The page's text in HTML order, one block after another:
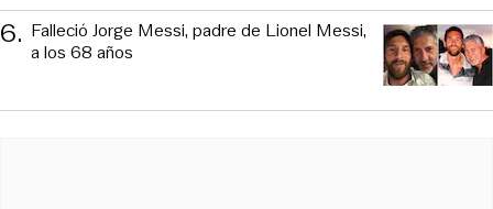
6. Falleció Jorge Messi, padre de Lionel Messi,
a los 68 años